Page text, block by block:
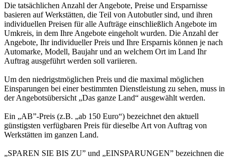
Die tatsächlichen Anzahl der Angebote, Preise und Ersparnisse
basieren auf Werkstätten, die Teil von Autobutler sind, und ihren
individuellen Preisen für alle Aufträge einschließlich Angebote im
Umkreis, in dem Ihre Angebote eingeholt wurden. Die Anzahl der
Angebote, Ihr individueller Preis und Ihre Ersparnis können je nach
Automarke, Modell, Baujahr und an welchem Ort im Land Ihr
Auftrag ausgeführt werden soll variieren.
Um den niedrigstmöglichen Preis und die maximal möglichen
Einsparungen bei einer bestimmten Dienstleistung zu sehen, muss in
der Angebotsübersicht „Das ganze Land“ ausgewählt werden.
Ein „AB”-Preis (z.B. „ab 150 Euro“) bezeichnet den aktuell
günstigsten verfügbaren Preis für dieselbe Art von Auftrag von
Werkstätten im ganzen Land.
„SPAREN SIE BIS ZU” und „EINSPARUNGEN” bezeichnen die